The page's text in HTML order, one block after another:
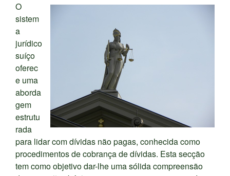
O
sistem
a
jurídico
suíço
oferec
e uma
aborda
gem
estrutu
rada
para lidar com dívidas não pagas, conhecida como
procedimentos de cobrança de dívidas. Esta secção
tem como objetivo dar-lhe uma sólida compreensão